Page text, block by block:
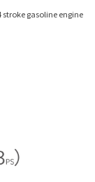
gasoline engine